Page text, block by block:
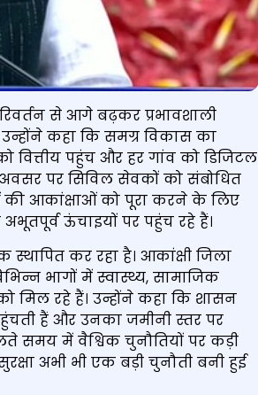
से आगे बढ़कर प्रभावशाली
कहा कि समग्र विकास का
वित्तीय पहुंच और हर गांव को डिजिटल
अवसर पर सिविल सेवकों को संबोधित
की आकांक्षाओं को पूरा करने के लिए
ऊंचाइयों पर पहुंच रहे हैं।
कर रहा है। आकांक्षी जिला
भागों में स्वास्थ्य, सामाजिक
मिल रहे हैं। उन्होंने कहा कि शासन
हैं और उनका जमीनी स्तर पर
समय में वैश्विक चुनौतियों पर कड़ी
अभी भी एक बड़ी चुनौती बनी हुई